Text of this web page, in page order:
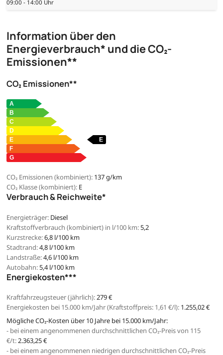
09:00 - 14:00 Uhr
Information über den
Energieverbrauch* und die CO₂-
Emissionen**
CO₂ Emissionen**
CO₂ Emissionen (kombiniert): 137 g/km
CO₂ Klasse (kombiniert): E
Verbrauch & Reichweite*
Energieträger: Diesel
Kraftstoffverbrauch (kombiniert) in l/100 km: 5,2
Kurzstrecke:6,8 l/100 km
Stadtrand:4,8 l/100 km
Landstraße:4,6 l/100 km
Autobahn: 5,4 l/100 km
Energiekosten***
Kraftfahrzeugsteuer (jährlich):279 €
Energiekosten bei 15.000 km/Jahr (Kraftstoffpreis: 1,61 €/l): 1.255,02 €
Mögliche CO₂-Kosten über 10 Jahre bei 15.000 km/Jahr:
- bei einem angenommenen durchschnittlichen CO₂-Preis von 115
€/t:2.363,25 €
- bei einem angenommenen niedrigen durchschnittlichen CO₂-Preis